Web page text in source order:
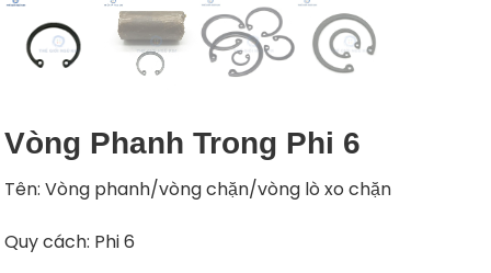
Vòng Phanh Trong Phi 6
Tên: Vòng phanh/vòng chặn/vòng lò xo chặn
Quy cách: Phi 6